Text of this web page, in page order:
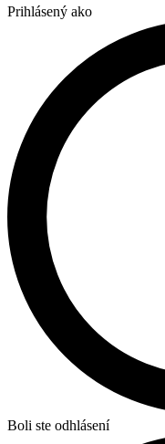
Prihlásený ako
Boli ste odhlásení